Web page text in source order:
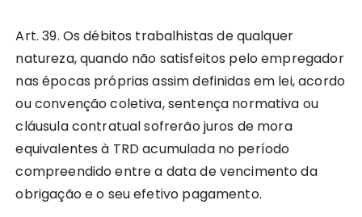
Art. 39. Os débitos trabalhistas de qualquer
natureza, quando não satisfeitos pelo empregador
nas épocas próprias assim definidas em lei, acordo
ou convenção coletiva, sentença normativa ou
cláusula contratual sofrerão juros de mora
equivalentes à TRD acumulada no período
compreendido entre a data de vencimento da
obrigação e o seu efetivo pagamento.